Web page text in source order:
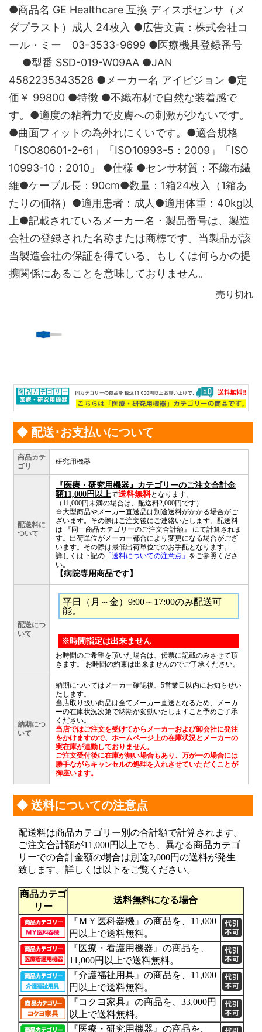
●商品名 GE Healthcare 互換 ディスポセンサ（メ
ダプラスト）成人 24枚入 ●広告文責：株式会社コ
ール・ミー 03-3533-9699 ●医療機具登録番号
●型番 SSD-019-W09AA ●JAN
4582235343528 ●メーカー名 アイビジョン ●定
価￥ 99800 ●特徴 ●不織布材で自然な装着感で
す。●適度の粘着力で皮膚への刺激が少ないです。
●曲面フィットの為外れにくいです。●適合規格
「ISO80601-2-61」「ISO10993-5：2009」「ISO
10993-10：2010」 ●仕様 ●センサ材質：不織布繊
維●ケーブル長：90cm●数量：1箱24枚入（1箱あ
たりの価格）●適用患者：成人●適用体重：40kg以
上●記載されているメーカー名・製品番号は、製造
会社の登録された名称または商標です。当製品が該
当製造会社の保証を得ている、もしくは何らかの提
携関係にあることを意味しておりません。
売り切れ